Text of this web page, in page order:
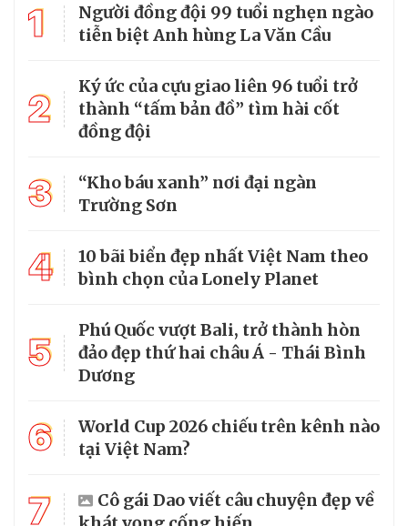
1
Người đồng đội 99 tuổi nghẹn ngào
tiễn biệt Anh hùng La Văn Cầu
2
Ký ức của cựu giao liên 96 tuổi trở
thành “tấm bản đồ” tìm hài cốt
đồng đội
3
“Kho báu xanh” nơi đại ngàn
Trường Sơn
4
10 bãi biển đẹp nhất Việt Nam theo
bình chọn của Lonely Planet
5
Phú Quốc vượt Bali, trở thành hòn
đảo đẹp thứ hai châu Á - Thái Bình
Dương
6
World Cup 2026 chiếu trên kênh nào
tại Việt Nam?
7
Cô gái Dao viết câu chuyện đẹp về